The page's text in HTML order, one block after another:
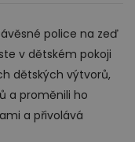
police na zeď
v dětském pokoji
dětských výtvorů,
a proměnili ho
a přivolává